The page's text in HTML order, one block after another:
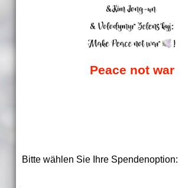
Peace not war
Bitte wählen Sie Ihre Spendenoption: